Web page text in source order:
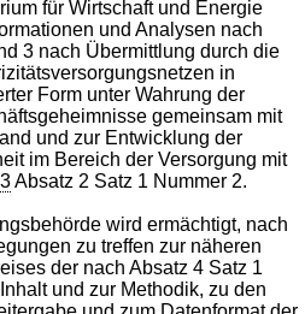
für Wirtschaft und Energie
und Analysen nach
3 nach Übermittlung durch die
in
Form unter Wahrung der
gemeinsam mit
und zur Entwicklung der
im Bereich der Versorgung mit
Absatz 2 Satz 1 Nummer 2.
wird ermächtigt, nach
zu treffen zur näheren
der nach Absatz 4 Satz 1
und zur Methodik, zu den